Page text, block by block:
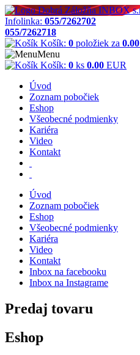
Infolinka: 055/7262702
055/7262718
Košík: 0 položiek za 0.00
Menu
Košík: 0 ks 0.00 EUR
Úvod
Zoznam pobočiek
Eshop
Všeobecné podmienky
Kariéra
Video
Kontakt
Úvod
Zoznam pobočiek
Eshop
Všeobecné podmienky
Kariéra
Video
Kontakt
Inbox na facebooku
Inbox na Instagrame
Predaj tovaru
Eshop